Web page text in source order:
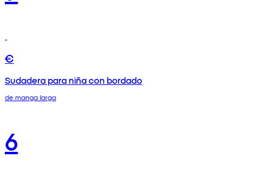
€
Sudadera para niña con bordado
de manga larga
6